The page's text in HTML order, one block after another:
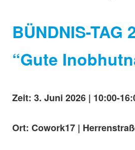
BÜNDNIS-TAG
“Gute
Zeit: 3. Juni 2026 | 10:00-
Ort: Cowork17 |